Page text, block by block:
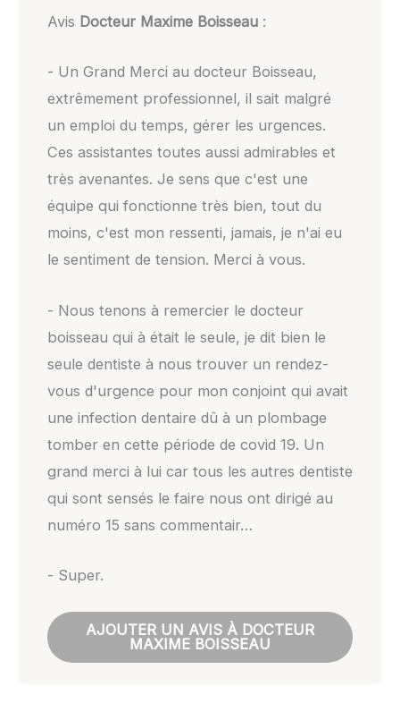
Avis Docteur Maxime Boisseau:
- Un Grand Merci au docteur Boisseau,
extrêmement professionnel, il sait malgré
un emploi du temps, gérer les urgences.
Ces assistantes toutes aussi admirables et
très avenantes. Je sens que c'est une
équipe qui fonctionne très bien, tout du
moins, c'est mon ressenti, jamais, je n'ai eu
le sentiment de tension. Merci à vous.
- Nous tenons à remercier le docteur
boisseau qui à était le seule, je dit bien le
seule dentiste à nous trouver un rendez-
vous d'urgence pour mon conjoint qui avait
une infection dentaire dû à un plombage
tomber en cette période de covid 19. Un
grand merci à lui car tous les autres dentiste
qui sont sensés le faire nous ont dirigé au
numéro 15 sans commentair…
- Super.
AJOUTER UN AVIS À DOCTEUR
MAXIME BOISSEAU